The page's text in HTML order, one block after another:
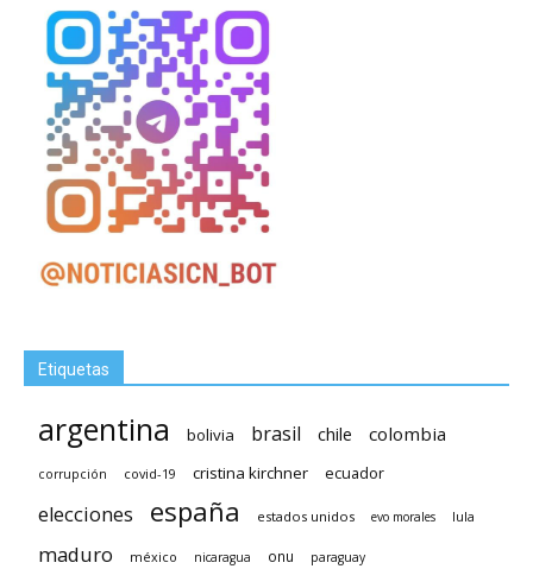
Etiquetas
argentina bolivia brasil chile colombia
corrupción covid-19 cristina kirchner ecuador
elecciones españa estados unidos evo morales lula
maduro méxico nicaragua onu paraguay